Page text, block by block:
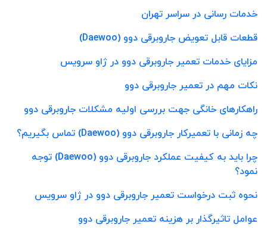
خدمات رسانی در سراسر تهران
قطعات قابل تعویض جاروبرقی دوو (Daewoo)
مزایای خدمات تعمیر جاروبرقی دوو در ژاو سرویس
نکات مهم در تعمیر جاروبرقی دوو
راهکارهای خانگی جهت بررسی اولیه مشکلات جاروبرقی دوو
چه زمانی با تعمیرکار جاروبرقی دوو (Daewoo) تماس بگیریم؟
چرا باید به کیفیت عملکرد جاروبرقی دوو (Daewoo) توجه
نمود؟
نحوه ثبت درخواست تعمیر جاروبرقی دوو در ژاو سرویس
عوامل تاثیرگذار بر هزینه تعمیر جاروبرقی دوو